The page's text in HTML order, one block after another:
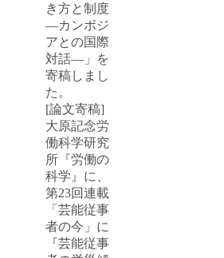
き方と制度
―カンボジ
アとの国際
対話―」を
寄稿しまし
た。
[論文寄稿]
大原記念労
働科学研究
所『労働の
科学』に、
第23回連載
「芸能従事
者の今」に
『芸能従事